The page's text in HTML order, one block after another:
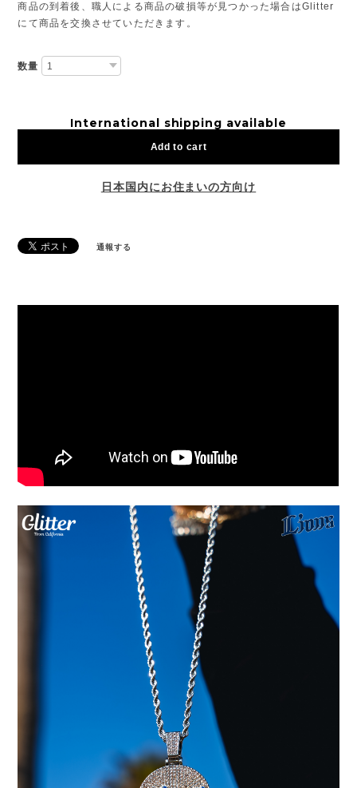
商品の到着後、職人による商品の破損等が見つかった場合はGlitter
にて商品を交換させていただきます。
数量
International shipping available
Add to cart
日本国内にお住まいの方向け
通報する